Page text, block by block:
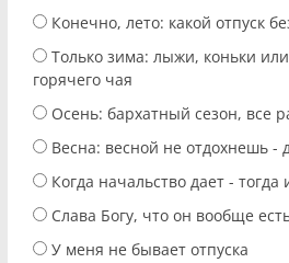
Конечно, лето: какой отпуск
Только зима: лыжи, коньки
горячего чая
Осень: бархатный сезон, все
Весна: весной не отдохнешь -
Когда начальство дает -
Слава Богу, что он вообще
У меня не бывает отпуска